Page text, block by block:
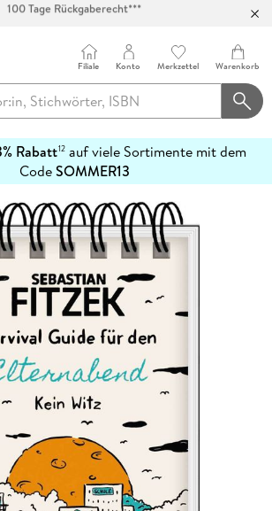
Abholung in über 100 Filialen
Filiale Konto Merkzettel Warenkorb
Rabatt12auf viele Sortimente mit dem
CodeSOMMER13